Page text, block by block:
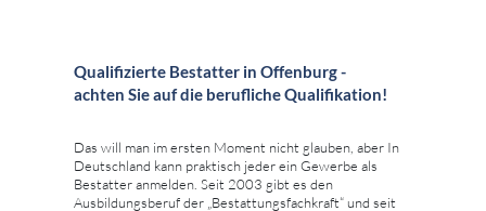
Qualifizierte Bestatter in Offenburg -
achten Sie auf die berufliche Qualifikation!
Das will man im ersten Moment nicht glauben, aber In
Deutschland kann praktisch jeder ein Gewerbe als
Bestatter anmelden. Seit 2003 gibt es den
Ausbildungsberuf der „Bestattungsfachkraft“ und seit